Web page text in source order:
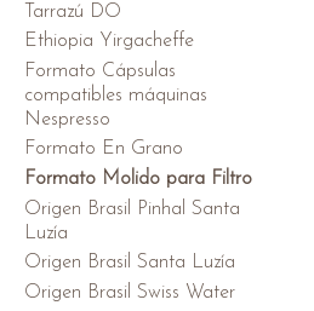
Tarrazú DO
Ethiopia Yirgacheffe
Formato Cápsulas
compatibles máquinas
Nespresso
Formato En Grano
Formato Molido para Filtro
Origen Brasil Pinhal Santa
Luzía
Origen Brasil Santa Luzía
Origen Brasil Swiss Water